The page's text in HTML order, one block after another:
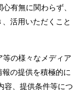
有無に関わらず、
活用いただくこと
の様々なメディア
の提供を積極的に
容、提供条件等につ